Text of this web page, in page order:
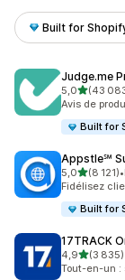
Built for
Judge.me
5,0étoile(s)
(43
43083 avis
Avis de
Built for
Appstle℠
5,0étoile(s)
(8 121)
8121 avis au•
Fidélisez
Built for
17TRACK
4,9étoile(s)
(3 835)
3835 avis
Tout-en-un :